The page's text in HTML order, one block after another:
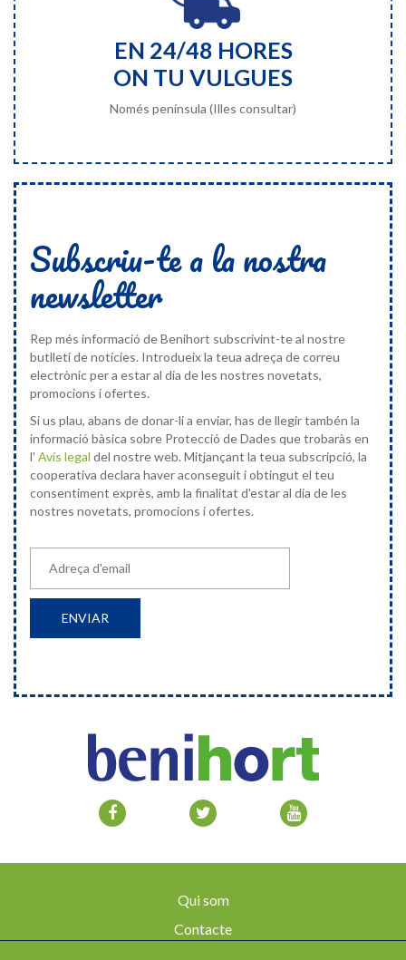
EN 24/48 HORES
ON TU VULGUES
Només península (Illes consultar)
Subscriu-te a la nostra
newsletter
Rep més informació de Benihort subscrivint-te al nostre
butlletí de notícies. Introdueix la teua adreça de correu
electrònic per a estar al dia de les nostres novetats,
promocions i ofertes.
Si us plau, abans de donar-li a enviar, has de llegir tambén la
informació bàsica sobre Protecció de Dades que trobaràs en
l' Avís legal del nostre web. Mitjançant la teua subscripció, la
cooperativa declara haver aconseguit i obtingut el teu
consentiment exprès, amb la finalitat d'estar al dia de les
nostres novetats, promocions i ofertes.
Qui som
Contacte